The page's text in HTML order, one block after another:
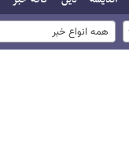
همه انواع خبر